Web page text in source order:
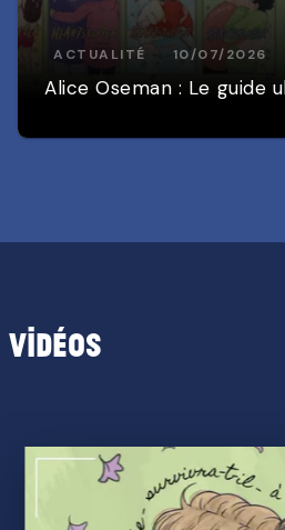
ACTUALITÉ 10/07/2026
Alice Oseman : Le guide
Vidéos